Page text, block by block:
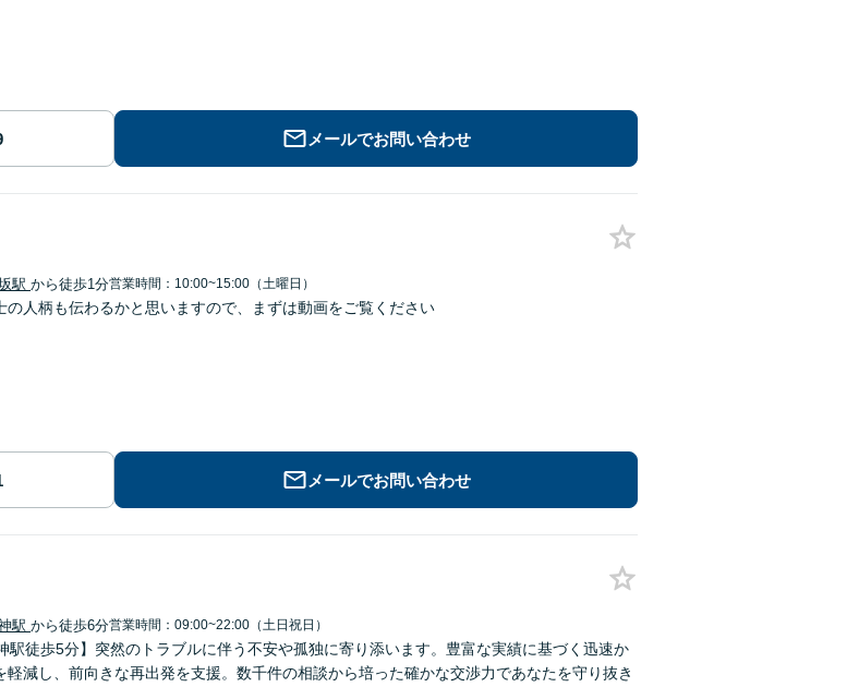
メールでお問い合わせ
駅 から徒歩1分営業時間：10:00~15:00（土曜日）
の人柄も伝わるかと思いますので、まずは動画をご覧ください
メールでお問い合わせ
駅 から徒歩6分営業時間：09:00~22:00（土日祝日）
駅徒歩5分】突然のトラブルに伴う不安や孤独に寄り添います。豊富な実績に基づく迅速か
減し、前向きな再出発を支援。数千件の相談から培った確かな交渉力であなたを守り抜き